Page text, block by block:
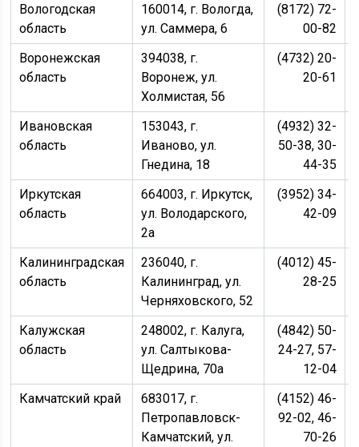
Вологодская
область
160014, г. Вологда,
ул. Саммера, 6
(8172) 72-
00-82
Воронежская
область
394038, г.
Воронеж, ул.
Холмистая, 56
(4732) 20-
20-61
Ивановская
область
153043, г.
Иваново, ул.
Гнедина, 18
(4932) 32-
50-38, 30-
44-35
Иркутская
область
664003, г. Иркутск,
ул. Володарского,
2а
(3952) 34-
42-09
Калининградская
область
236040, г.
Калининград, ул.
Черняховского, 52
(4012) 45-
28-25
Калужская
область
248002, г. Калуга,
ул. Салтыкова-
Щедрина, 70а
(4842) 50-
24-27, 57-
12-04
Камчатский край
683017, г.
Петропавловск-
Камчатский, ул.
(4152) 46-
92-02, 46-
70-26